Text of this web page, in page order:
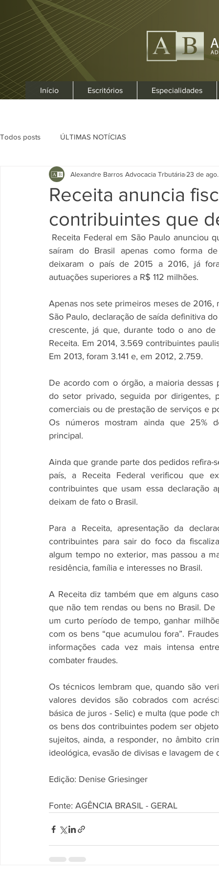
Início Escritórios Especialidades
Todos posts ÚLTIMAS NOTÍCIAS
Receita anuncia
contribuintes que
Alexandre Barros Advocacia Trbutária 23 de
saíram do Brasil apenas como forma
deixaram o país de 2015 a 2016, já
autuações superiores a R$ 112 milhões.
Apenas nos sete primeiros meses de
São Paulo, declaração de saída definitiva
crescente, já que, durante todo o ano
Receita. Em 2014, 3.569 contribuintes
Em 2013, foram 3.141 e, em 2012, 2.759.
De acordo com o órgão, a maioria dessas
do setor privado, seguida por dirigentes,
comerciais ou de prestação de serviços e
Os números mostram ainda que 25%
principal.
Ainda que grande parte dos pedidos refira-
país, a Receita Federal verificou que
contribuintes que usam essa declaração
deixam de fato o Brasil.
Para a Receita, apresentação da
contribuintes para sair do foco da
algum tempo no exterior, mas passou a
residência, família e interesses no Brasil.
A Receita diz também que em alguns
que não tem rendas ou bens no Brasil.
um curto período de tempo, ganhar
com os bens “que acumulou fora”.
informações cada vez mais intensa
combater fraudes.
Os técnicos lembram que, quando são
valores devidos são cobrados com
básica de juros - Selic) e multa (que pode
os bens dos contribuintes podem ser
sujeitos, ainda, a responder, no âmbito
ideológica, evasão de divisas e lavagem
Edição: Denise Griesinger
Fonte: AGÊNCIA BRASIL - GERAL